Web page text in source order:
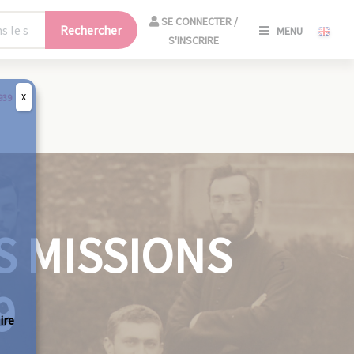
Rechercher
SE CONNECTER /
S'INSCRIRE
MENU
MISSIONS
X